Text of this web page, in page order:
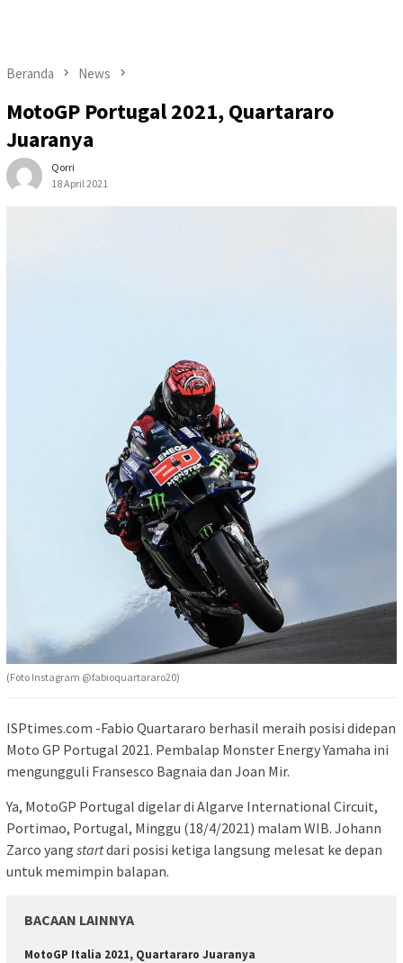
Beranda News
MotoGP Portugal 2021, Quartararo
Juaranya
Qorri
18 April 2021
(Foto Instagram @fabioquartararo20)
ISPtimes.com -Fabio Quartararo berhasil meraih posisi didepan
Moto GP Portugal 2021. Pembalap Monster Energy Yamaha ini
mengungguli Fransesco Bagnaia dan Joan Mir.
Ya, MotoGP Portugal digelar di Algarve International Circuit,
Portimao, Portugal, Minggu (18/4/2021) malam WIB. Johann
Zarco yang startdari posisi ketiga langsung melesat ke depan
untuk memimpin balapan.
BACAAN LAINNYA
MotoGP Italia 2021, Quartararo Juaranya